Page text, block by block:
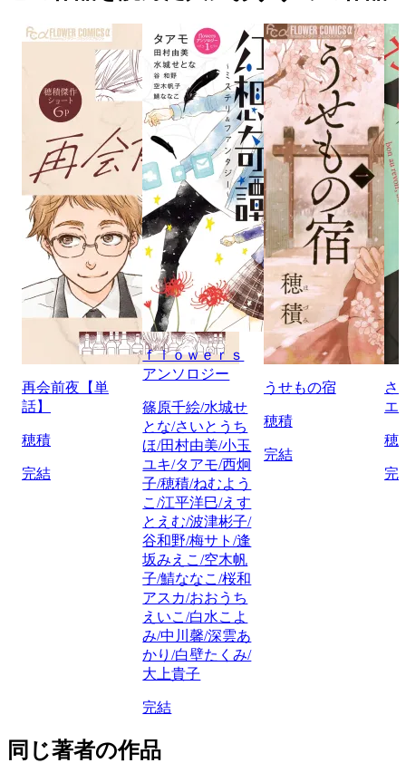
再会前夜【単
話】
穂積
完結
ｆｌｏｗｅｒｓ
アンソロジー
篠原千絵/水城せ
とな/さいとうち
ほ/田村由美/小玉
ユキ/タアモ/西炯
子/穂積/ねむよう
こ/江平洋巳/えす
とえむ/波津彬子/
谷和野/梅サト/逢
坂みえこ/空木帆
子/鯖ななこ/桜和
アスカ/おおうち
えいこ/白水こよ
み/中川馨/深雲あ
かり/白壁たくみ/
大上貴子
完結
うせもの宿
穂積
完結
さ
エ
穂
完
同じ著者の作品